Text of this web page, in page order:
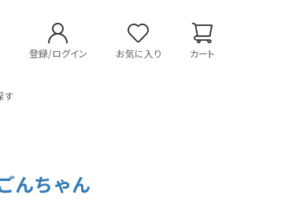
登録/ログイン お気に入り カート
す
んちゃん